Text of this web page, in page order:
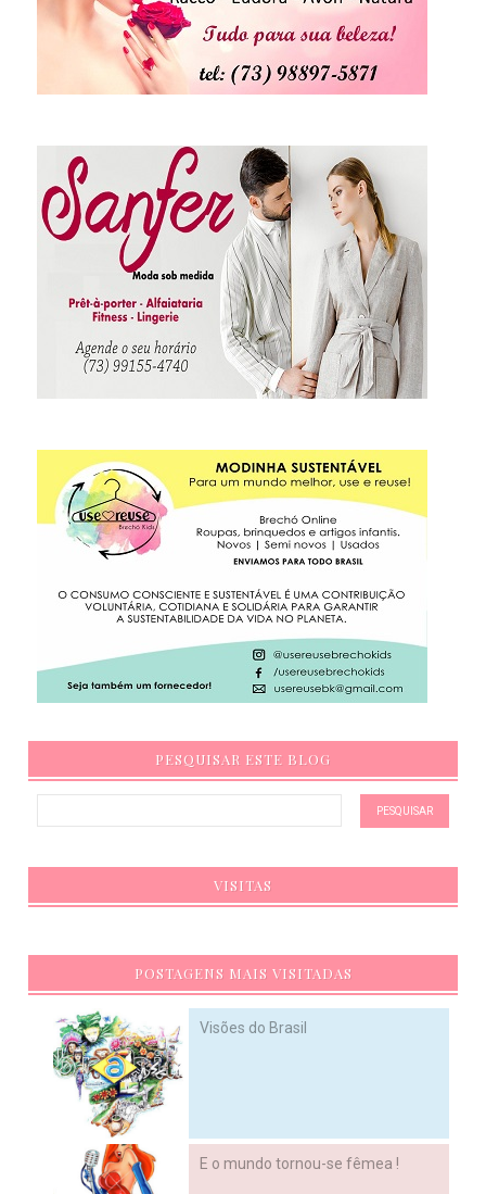
PESQUISAR ESTE BLOG
VISITAS
POSTAGENS MAIS VISITADAS
Visões do Brasil
E o mundo tornou-se fêmea !